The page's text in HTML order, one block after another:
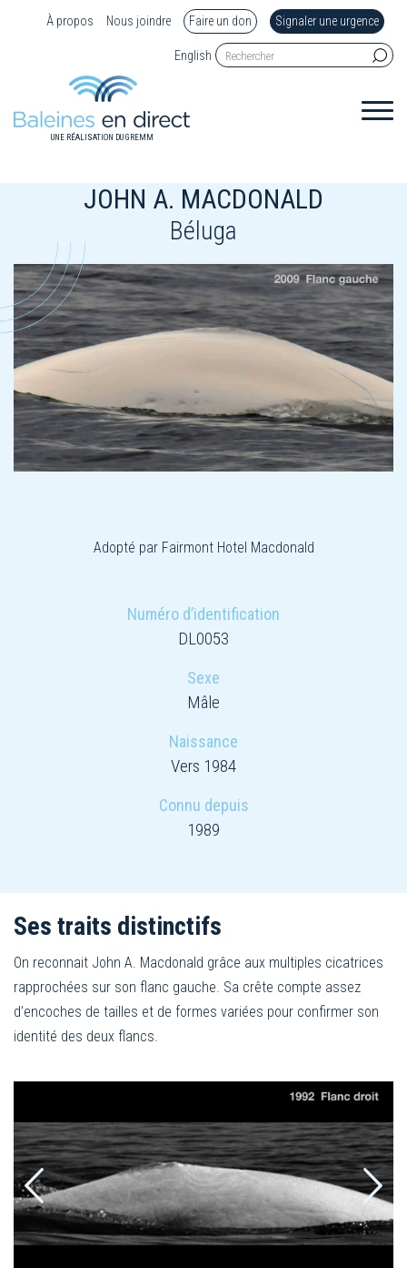
À propos Nous joindre Faire un don Signaler une urgence
English
UNE RÉALISATION DU GREMM
JOHN A. MACDONALD
Béluga
Adopté par Fairmont Hotel Macdonald
Numéro d’identification
DL0053
Sexe
Mâle
Naissance
Vers 1984
Connu depuis
1989
Ses traits distinctifs
On reconnait John A. Macdonald grâce aux multiples cicatrices
rapprochées sur son flanc gauche. Sa crête compte assez
d’encoches de tailles et de formes variées pour confirmer son
identité des deux flancs.